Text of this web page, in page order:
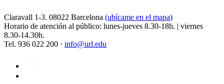
Claravall 1-3. 08022 Barcelona (ubícame en el mapa)
Horario de atención al público: lunes-jueves 8.30-18h. | viernes
8.30-14.30h.
Tel. 936 022 200 · info@url.edu